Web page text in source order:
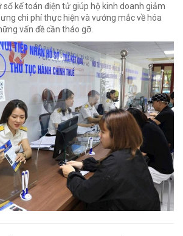
kế toán điện tử giúp hộ kinh doanh giảm
chi phí thực hiện và vướng mắc về hóa
vấn đề cần tháo gỡ.